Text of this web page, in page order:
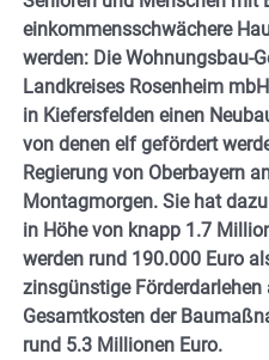
einkommensschwächere
werden: Die Wohnungsbau-
Landkreises Rosenheim
in Kiefersfelden einen
von denen elf gefördert
Regierung von Oberbayern
Montagmorgen. Sie hat
in Höhe von knapp 1.7
werden rund 190.000 Euro
zinsgünstige Förderdarlehen
Gesamtkosten der
rund 5.3 Millionen Euro.